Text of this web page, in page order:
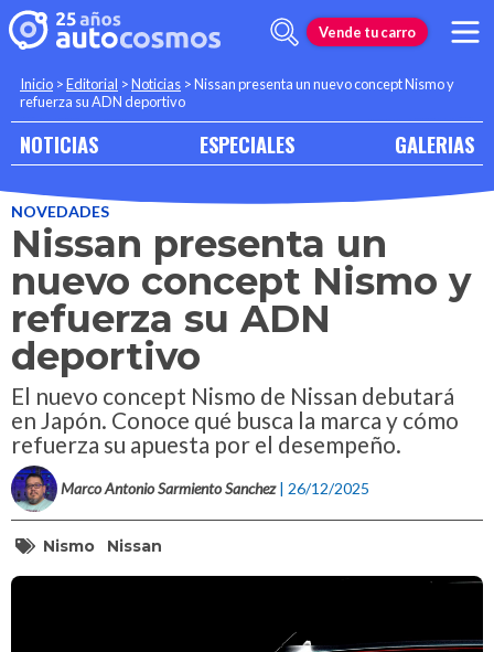
Vende tu carro
Inicio >Editorial >Noticias >Nissan presenta un nuevo concept Nismo y
refuerza su ADN deportivo
NOTICIAS ESPECIALES GALERIAS
NOVEDADES
Nissan presenta un
nuevo concept Nismo y
refuerza su ADN
deportivo
El nuevo concept Nismo de Nissan debutará
en Japón. Conoce qué busca la marca y cómo
refuerza su apuesta por el desempeño.
Marco Antonio Sarmiento Sanchez | 26/12/2025
Nismo Nissan